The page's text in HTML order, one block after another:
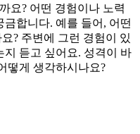
요? 어떤 경험이나 노력
합니다. 예를 들어, 어떤
? 주변에 그런 경험이 있
지 듣고 싶어요. 성격이 바
떻게 생각하시나요?